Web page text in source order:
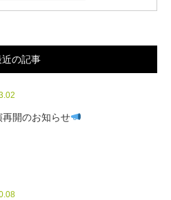
近の記事
再開のお知らせ